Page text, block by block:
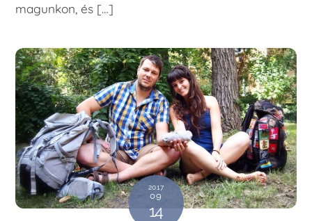
magunkon, és […]
2017
09
14